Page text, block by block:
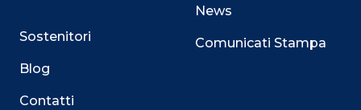
Sostenitori
Blog
Contatti
News
Comunicati Stampa